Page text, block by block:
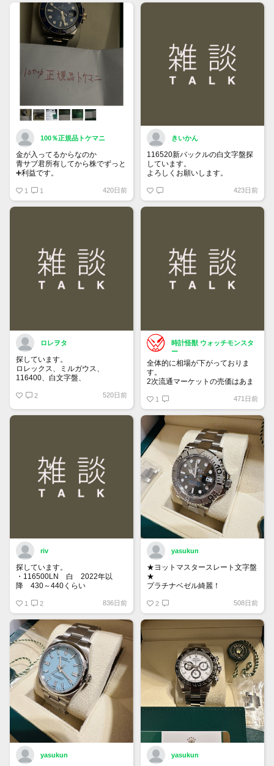
100％正規品トケマニ
金が入ってるからなのか
青サブ君所有してから株でずっと
➕利益です。
銘柄番号7932 ニッピ
10000株→6330万円
買って①年間所有するだけで
株価が下がっても、上がっても
1 1 420日前
きいかん
116520新バックルの白文字盤探
しています。
よろしくお願いします。
423日前
ロレヲタ
探しています。
ロレックス、ミルガウス、
116400、白文字盤、
付属品は完備の状態を希望しま
お値段140万～170万位でよろし
2 520日前
時計怪獣 ウォッチモンスタ
ー
全体的に相場が下がっておりま
す。
2次流通マーケットの売価はあま
すが、6桁スポーツはじめ、ドレ
ス系も思っている10％は下にな
っていると思います。
1 471日前
riv
探しています。
・116500LN 白 2022年以
降 430～440くらい
式 120くらい
もし売却を検討している方がいま
したら、お声がけ頂けたら幸いで
す。
1 2 836日前
yasukun
★ヨットマスタースレート文字盤
★
プラチナベゼル綺麗！
2 508日前
yasukun yasukun